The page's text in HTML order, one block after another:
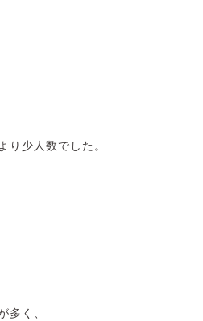
少人数でした。
多く、